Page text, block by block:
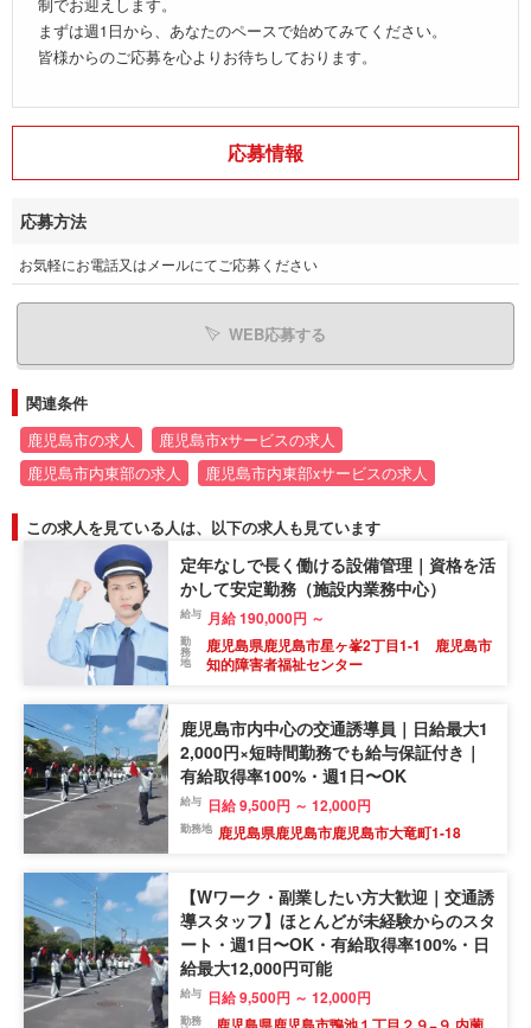
制でお迎えします。
まずは週1日から、あなたのペースで始めてみてください。
皆様からのご応募を心よりお待ちしております。
応募情報
応募方法
お気軽にお電話又はメールにてご応募ください
WEB応募する
関連条件
鹿児島市の求人
鹿児島市xサービスの求人
鹿児島市内東部の求人
鹿児島市内東部xサービスの求人
この求人を見ている人は、以下の求人も見ています
定年なしで長く働ける設備管理｜資格を活
かして安定勤務（施設内業務中心）
給与 月給 190,000円 ～
勤
務
地
鹿児島県鹿児島市星ヶ峯2丁目1-1 鹿児島市
知的障害者福祉センター
鹿児島市内中心の交通誘導員｜日給最大1
2,000円×短時間勤務でも給与保証付き｜
有給取得率100%・週1日〜OK
給与 日給 9,500円 ～ 12,000円
勤務地 鹿児島県鹿児島市鹿児島市大竜町1-18
【Wワーク・副業したい方大歓迎｜交通誘
導スタッフ】ほとんどが未経験からのスタ
ート・週1日〜OK・有給取得率100%・日
給最大12,000円可能
給与 日給 9,500円 ～ 12,000円
勤務